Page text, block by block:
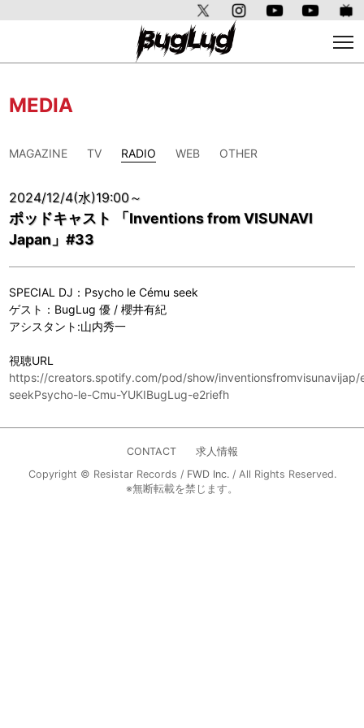
MEDIA
MAGAZINE TV RADIO WEB OTHER
2024/12/4(水)19:00～
ポッドキャスト 「Inventions from VISUNAVI
Japan」#33
SPECIAL DJ：Psycho le Cému seek
ゲスト：BugLug 優 / 櫻井有紀
アシスタント:山内秀一
視聴URL
https://creators.spotify.com/pod/show/
seekPsycho-le-Cmu-YUKIBugLug-e2riefh
CONTACT
求人情報
Copyright © Resistar Records / FWD Inc./ All Rights Reserved.
※無断転載を禁じます。